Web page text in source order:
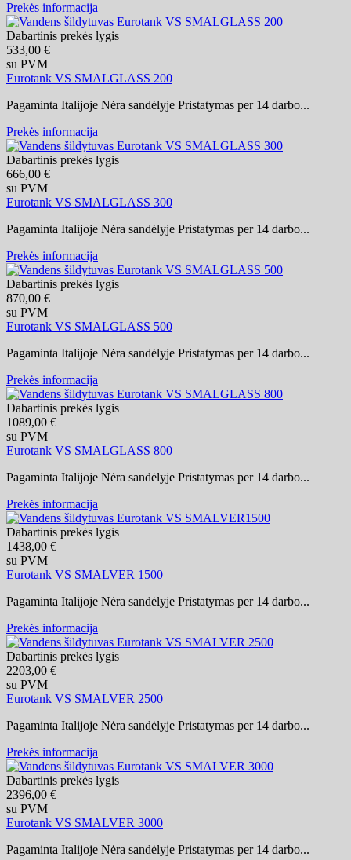
Prekės informacija
Dabartinis prekės lygis
533,00 €
su PVM
Eurotank VS SMALGLASS 200
Pagaminta Italijoje Nėra sandėlyje Pristatymas per 14 darbo...
Prekės informacija
Dabartinis prekės lygis
666,00 €
su PVM
Eurotank VS SMALGLASS 300
Pagaminta Italijoje Nėra sandėlyje Pristatymas per 14 darbo...
Prekės informacija
Dabartinis prekės lygis
870,00 €
su PVM
Eurotank VS SMALGLASS 500
Pagaminta Italijoje Nėra sandėlyje Pristatymas per 14 darbo...
Prekės informacija
Dabartinis prekės lygis
1089,00 €
su PVM
Eurotank VS SMALGLASS 800
Pagaminta Italijoje Nėra sandėlyje Pristatymas per 14 darbo...
Prekės informacija
Dabartinis prekės lygis
1438,00 €
su PVM
Eurotank VS SMALVER 1500
Pagaminta Italijoje Nėra sandėlyje Pristatymas per 14 darbo...
Prekės informacija
Dabartinis prekės lygis
2203,00 €
su PVM
Eurotank VS SMALVER 2500
Pagaminta Italijoje Nėra sandėlyje Pristatymas per 14 darbo...
Prekės informacija
Dabartinis prekės lygis
2396,00 €
su PVM
Eurotank VS SMALVER 3000
Pagaminta Italijoje Nėra sandėlyje Pristatymas per 14 darbo...